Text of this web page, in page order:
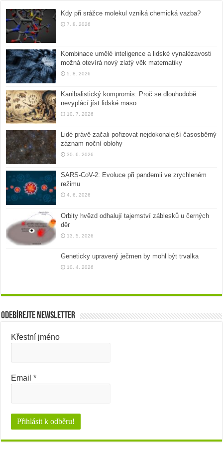
Kdy při srážce molekul vzniká chemická vazba?
7. 8. 2026
Kombinace umělé inteligence a lidské vynalézavosti
možná otevírá nový zlatý věk matematiky
5. 8. 2026
Kanibalistický kompromis: Proč se dlouhodobě
nevyplácí jíst lidské maso
10. 7. 2026
Lidé právě začali pořizovat nejdokonalejší časosběrný
záznam noční oblohy
30. 6. 2026
SARS-CoV-2: Evoluce při pandemii ve zrychleném
režimu
4. 6. 2026
Orbity hvězd odhalují tajemství záblesků u černých
děr
13. 5. 2026
Geneticky upravený ječmen by mohl být trvalka
10. 4. 2026
Odebírejte newsletter
Křestní jméno
Email*